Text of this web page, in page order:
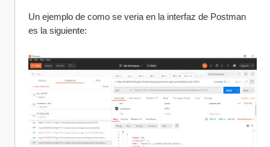
Un ejemplo de como se veria en la interfaz de Postman
es la siguiente: